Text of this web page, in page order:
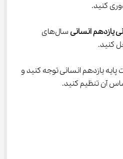
یازدهم انسانی
سال‌های
کنید.
پایه یازدهم انسانی توجه کنید و
آن تنظیم کنید.